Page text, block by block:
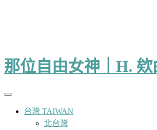
那位自由女神｜H. 欸
台灣 TAIWAN
北台灣